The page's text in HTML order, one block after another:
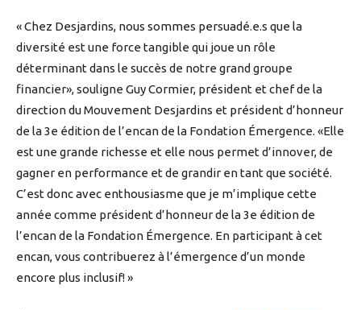
« Chez Desjardins, nous sommes persuadé.e.s que la
diversité est une force tangible qui joue un rôle
déterminant dans le succès de notre grand groupe
financier», souligne Guy Cormier, président et chef de la
direction du Mouvement Desjardins et président d’honneur
de la 3e édition de l’encan de la Fondation Émergence. «Elle
est une grande richesse et elle nous permet d’innover, de
gagner en performance et de grandir en tant que société.
C’est donc avec enthousiasme que je m’implique cette
année comme président d’honneur de la 3e édition de
l’encan de la Fondation Émergence. En participant à cet
encan, vous contribuerez à l’émergence d’un monde
encore plus inclusif! »